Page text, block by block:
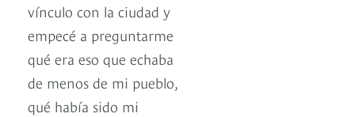
vínculo con la ciudad y
empecé a preguntarme
qué era eso que echaba
de menos de mi pueblo,
qué había sido mi